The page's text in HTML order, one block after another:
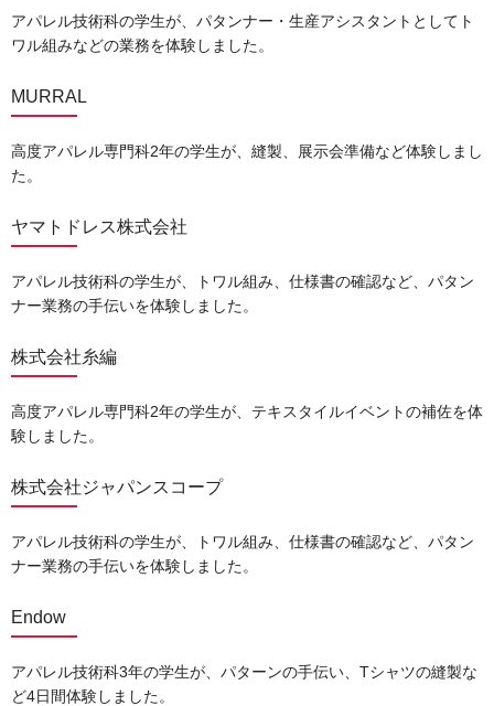
アパレル技術科の学⽣が、パタンナー・⽣産アシスタントとしてト
ワル組みなどの業務を体験しました。
MURRAL
高度アパレル専門科2年の学生が、縫製、展示会準備など体験しまし
た。
ヤマトドレス株式会社
アパレル技術科の学⽣が、トワル組み、仕様書の確認など、パタン
ナー業務の⼿伝いを体験しました。
株式会社糸編
高度アパレル専門科2年の学生が、テキスタイルイベントの補佐を体
験しました。
株式会社ジャパンスコープ
アパレル技術科の学生が、トワル組み、仕様書の確認など、パタン
ナー業務の手伝いを体験しました。
Endow
アパレル技術科3年の学生が、パターンの手伝い、Tシャツの縫製な
ど4日間体験しました。